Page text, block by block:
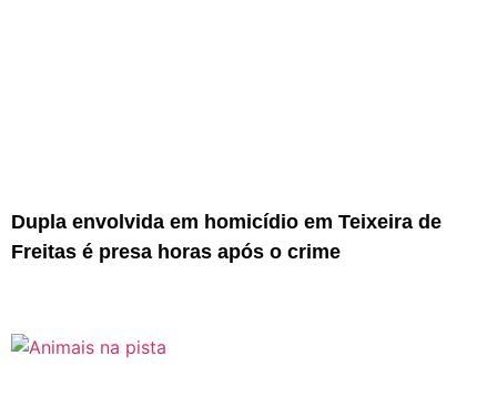
Dupla envolvida em homicídio em Teixeira de
Freitas é presa horas após o crime